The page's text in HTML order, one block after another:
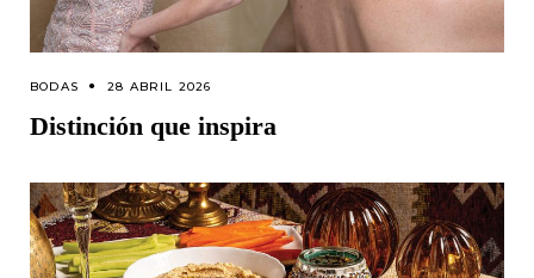
BODAS 28 ABRIL 2026
Distinción que inspira